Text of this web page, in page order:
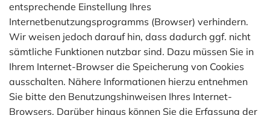
entsprechende Einstellung Ihres
Internetbenutzungsprogramms (Browser) verhindern.
Wir weisen jedoch darauf hin, dass dadurch ggf. nicht
sämtliche Funktionen nutzbar sind. Dazu müssen Sie in
Ihrem Internet-Browser die Speicherung von Cookies
ausschalten. Nähere Informationen hierzu entnehmen
Sie bitte den Benutzungshinweisen Ihres Internet-
Browsers. Darüber hinaus können Sie die Erfassung der